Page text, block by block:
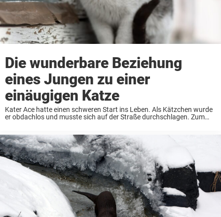
Die wunderbare Beziehung
eines Jungen zu einer
einäugigen Katze
Kater Ace hatte einen schweren Start ins Leben. Als Kätzchen wurde
er obdachlos und musste sich auf der Straße durchschlagen. Zum